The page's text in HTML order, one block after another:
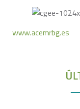
www.acemrbg.es